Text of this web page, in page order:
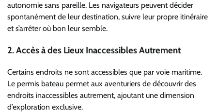
autonomie sans pareille. Les navigateurs peuvent décider
spontanément de leur destination, suivre leur propre itinéraire
et s’arrêter où bon leur semble.
2.Accès à des Lieux Inaccessibles Autrement
Certains endroits ne sont accessibles que par voie maritime.
Le permis bateau permet aux aventuriers de découvrir des
endroits inaccessibles autrement, ajoutant une dimension
d’exploration exclusive.